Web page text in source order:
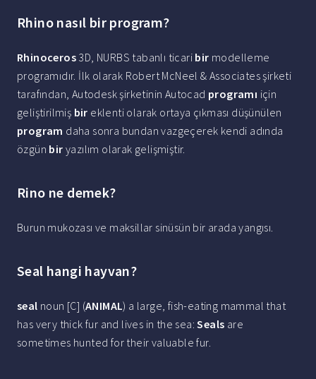
Rhino nasıl bir program?
Rhinoceros 3D, NURBS tabanlı ticari bir modelleme
programıdır. İlk olarak Robert McNeel & Associates şirketi
tarafından, Autodesk şirketinin Autocad programı için
geliştirilmiş bir eklenti olarak ortaya çıkması düşünülen
program daha sonra bundan vazgeçerek kendi adında
özgün bir yazılım olarak gelişmiştir.
Rino ne demek?
Burun mukozası ve maksillar sinüsün bir arada yangısı.
Seal hangi hayvan?
seal noun [C] (ANIMAL) a large, fish-eating mammal that
has very thick fur and lives in the sea:Seals are
sometimes hunted for their valuable fur.